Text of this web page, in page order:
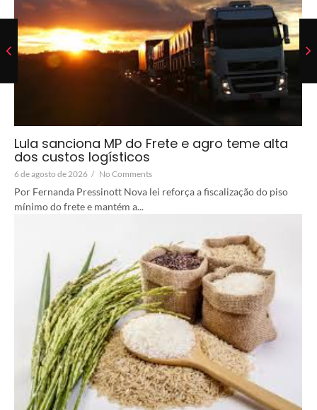
Lula sanciona MP do Frete e agro teme alta
dos custos logísticos
6 de agosto de 2026 / No Comments
Por Fernanda Pressinott Nova lei reforça a fiscalização do piso
mínimo do frete e mantém a...